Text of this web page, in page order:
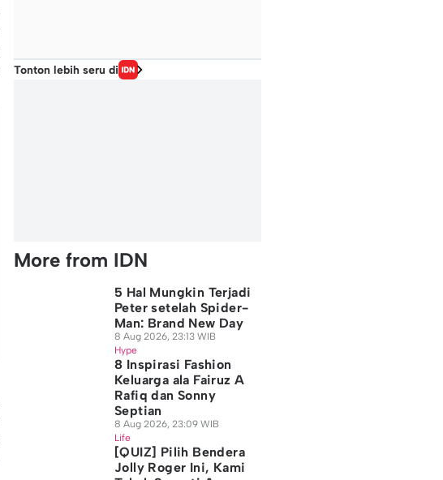
Tonton lebih seru di
More from IDN
5 Hal Mungkin Terjadi
Peter setelah Spider-
Man: Brand New Day
8 Aug 2026, 23:13 WIB
Hype
8 Inspirasi Fashion
Keluarga ala Fairuz A
Rafiq dan Sonny
Septian
8 Aug 2026, 23:09 WIB
Life
[QUIZ] Pilih Bendera
Jolly Roger Ini, Kami